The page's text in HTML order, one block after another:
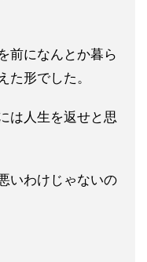
前になんとか暮ら
た形でした。
は人生を返せと思
いわけじゃないの